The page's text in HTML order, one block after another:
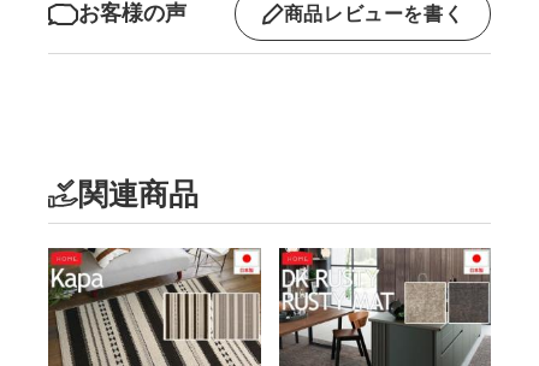
お客様の声 商品レビューを書く
関連商品